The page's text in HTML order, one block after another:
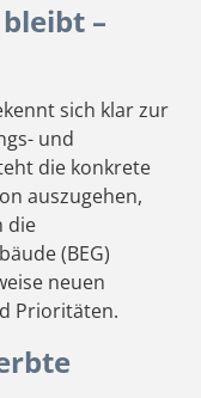
–
sich klar zur
und
die konkrete
auszugehen,
die
(BEG)
neuen
Prioritäten.